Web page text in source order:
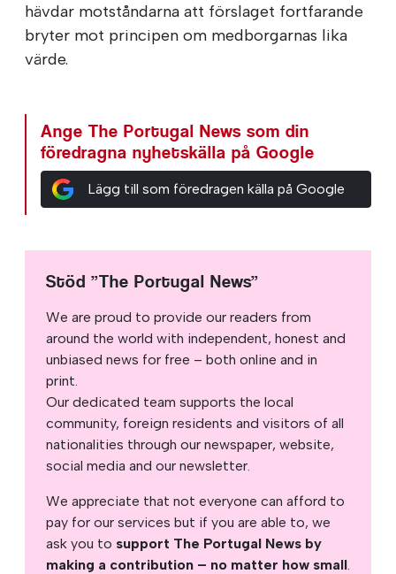
hävdar motståndarna att förslaget fortfarande
bryter mot principen om medborgarnas lika
värde.
Ange The Portugal News som din
föredragna nyhetskälla på Google
Lägg till som föredragen källa på Google
Stöd ”The Portugal News”
We are proud to provide our readers from
around the world with independent, honest and
unbiased news for free – both online and in
print.
Our dedicated team supports the local
community, foreign residents and visitors of all
nationalities through our newspaper, website,
social media and our newsletter.
We appreciate that not everyone can afford to
pay for our services but if you are able to, we
ask you to support The Portugal News by
making a contribution – no matter how small.